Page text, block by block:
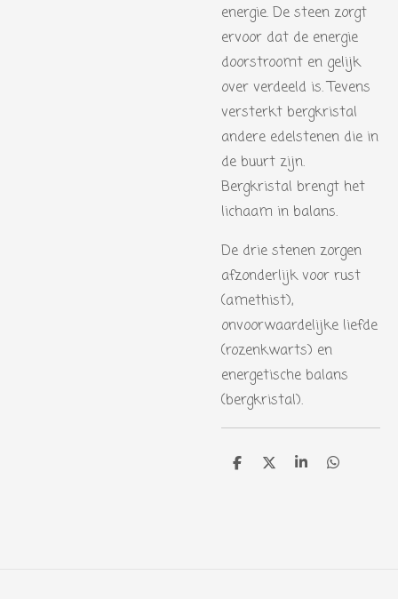
energie. De steen zorgt
ervoor dat de energie
doorstroomt en gelijk
over verdeeld is. Tevens
versterkt bergkristal
andere edelstenen die in
de buurt zijn.
Bergkristal brengt het
lichaam in balans.
De drie stenen zorgen
afzonderlijk voor rust
(amethist),
onvoorwaardelijke liefde
(rozenkwarts) en
energetische balans
(bergkristal).
D D S D